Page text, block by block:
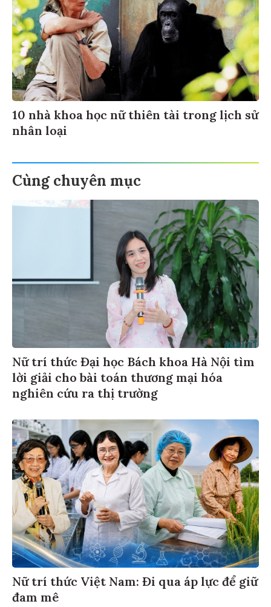
10 nhà khoa học nữ thiên tài trong lịch sử
nhân loại
Cùng chuyên mục
Nữ trí thức Đại học Bách khoa Hà Nội tìm
lời giải cho bài toán thương mại hóa
nghiên cứu ra thị trường
Nữ trí thức Việt Nam: Đi qua áp lực để giữ
đam mê